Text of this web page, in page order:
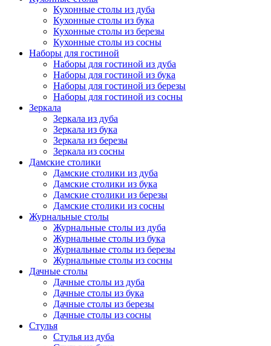
Кухонные столы из дуба
Кухонные столы из бука
Кухонные столы из березы
Кухонные столы из сосны
Наборы для гостиной
Наборы для гостиной из дуба
Наборы для гостиной из бука
Наборы для гостиной из березы
Наборы для гостиной из сосны
Зеркала
Зеркала из дуба
Зеркала из бука
Зеркала из березы
Зеркала из сосны
Дамские столики
Дамские столики из дуба
Дамские столики из бука
Дамские столики из березы
Дамские столики из сосны
Журнальные столы
Журнальные столы из дуба
Журнальные столы из бука
Журнальные столы из березы
Журнальные столы из сосны
Дачные столы
Дачные столы из дуба
Дачные столы из бука
Дачные столы из березы
Дачные столы из сосны
Стулья
Стулья из дуба